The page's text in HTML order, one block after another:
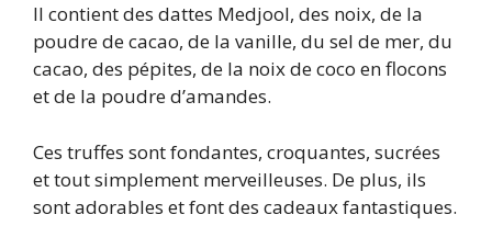
Il contient des dattes Medjool, des noix, de la
poudre de cacao, de la vanille, du sel de mer, du
cacao, des pépites, de la noix de coco en flocons
et de la poudre d’amandes.
Ces truffes sont fondantes, croquantes, sucrées
et tout simplement merveilleuses. De plus, ils
sont adorables et font des cadeaux fantastiques.